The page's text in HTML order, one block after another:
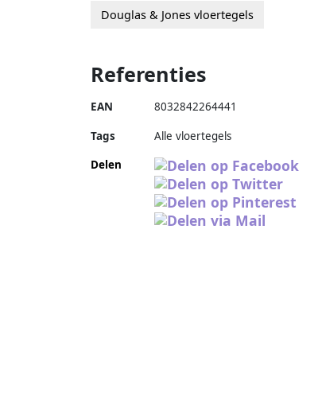
Douglas & Jones vloertegels
Referenties
EAN 8032842264441
Tags
Alle vloertegels
Delen